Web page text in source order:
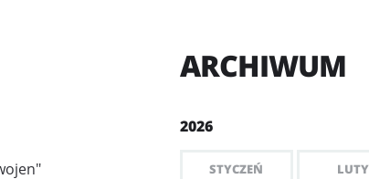
ARCHIWUM
2026
STYCZEŃ LUTY